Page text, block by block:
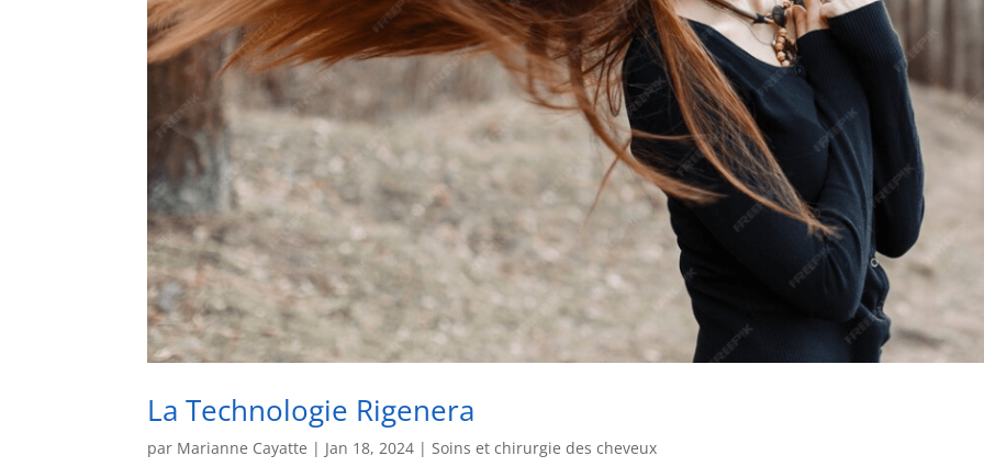
La Technologie Rigenera
par Marianne Cayatte | Jan 18, 2024 |Soins et chirurgie des cheveux